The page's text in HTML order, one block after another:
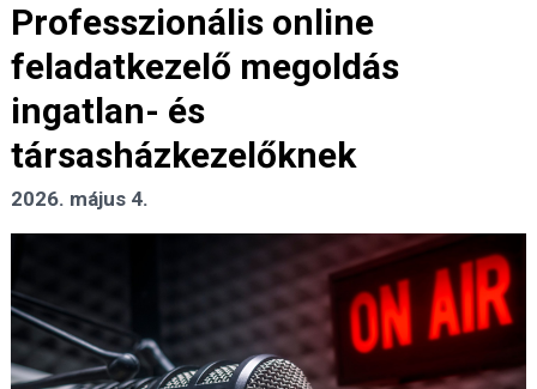
Professzionális online
feladatkezelő megoldás
ingatlan- és
társasházkezelőknek
2026. május 4.